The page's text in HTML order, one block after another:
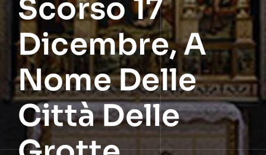
Scorso 17
Dicembre, A
Nome Delle
Città Delle